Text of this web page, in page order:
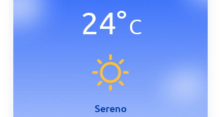
24°C
Sereno